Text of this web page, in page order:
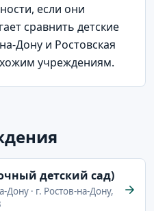
если они
сравнить детские
Дону и Ростовская
учреждениям.
детский сад)
Дону · г. Ростов-на-Дону,